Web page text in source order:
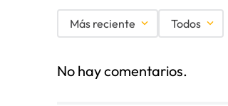
Título
Más reciente Todos
No hay comentarios.